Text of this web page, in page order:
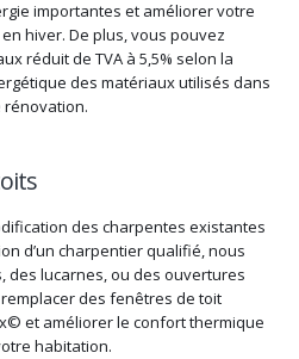
importantes et améliorer votre
hiver. De plus, vous pouvez
réduit de TVA à 5,5% selon la
des matériaux utilisés dans
rénovation.
des charpentes existantes
d’un charpentier qualifié, nous
des lucarnes, ou des ouvertures
des fenêtres de toit
et améliorer le confort thermique
habitation.